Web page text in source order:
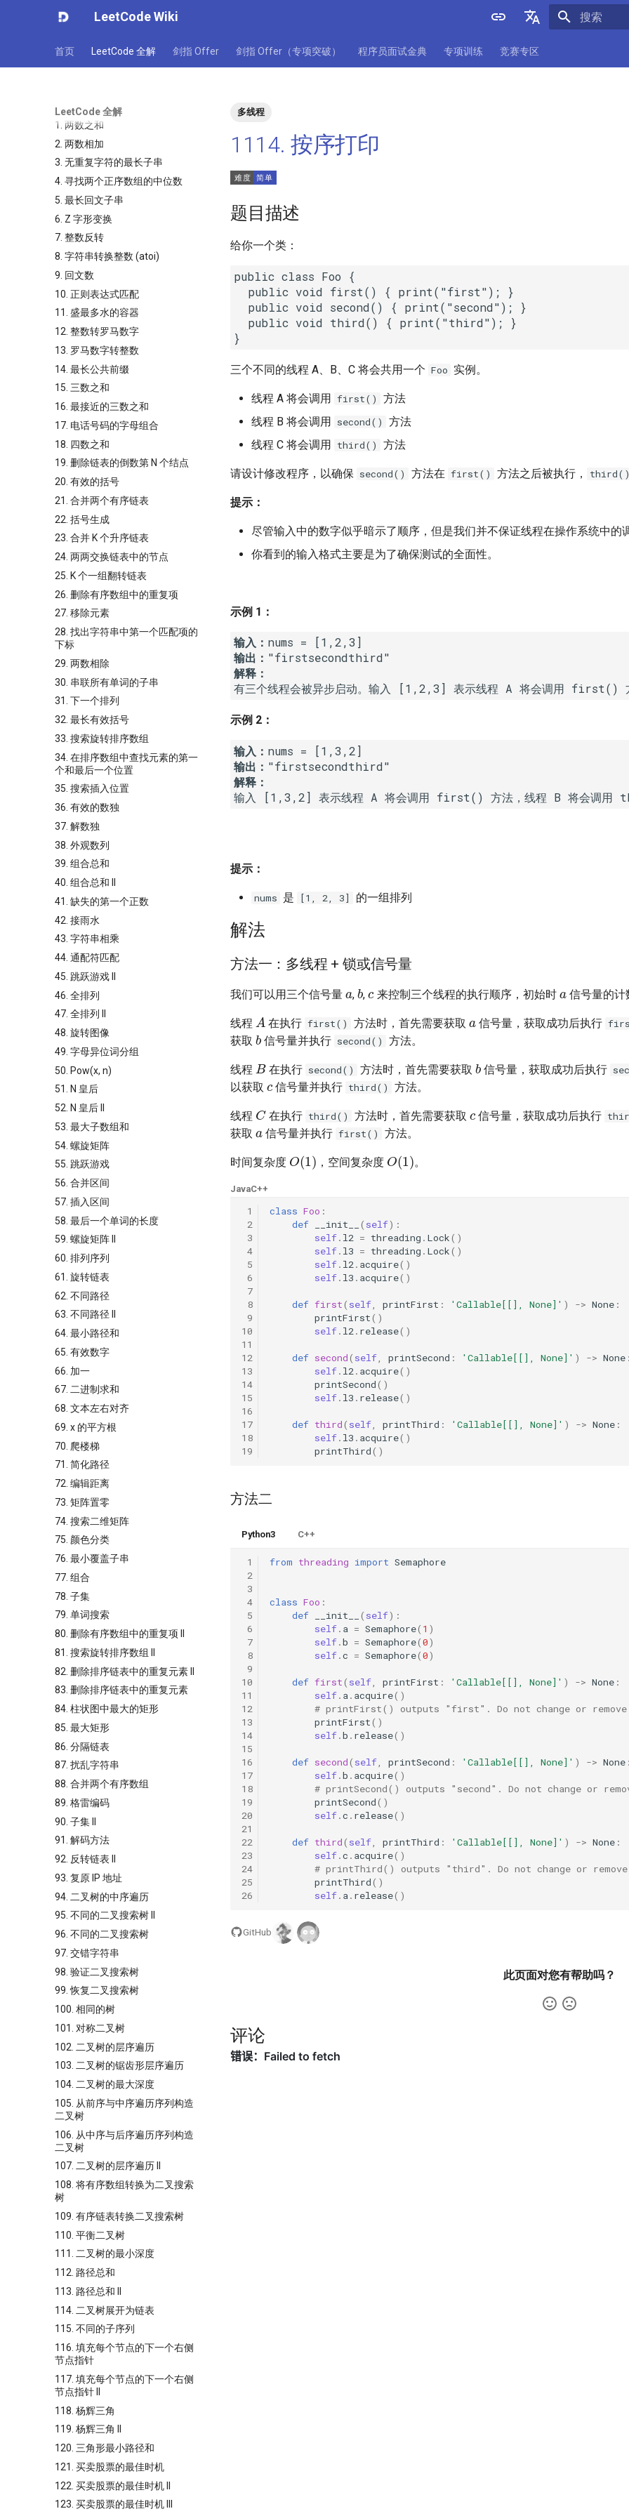
LeetCode Wiki
English
首页 LeetCode 全解 剑指 Offer 剑指 Offer（专项突破） 程序员面试金典 专项训练 竞赛专区
LeetCode 全解
1. 两数之和
2. 两数相加
3. 无重复字符的最长子串
4. 寻找两个正序数组的中位数
5. 最长回文子串
6. Z 字形变换
7. 整数反转
8. 字符串转换整数 (atoi)
9. 回文数
10. 正则表达式匹配
11. 盛最多水的容器
12. 整数转罗马数字
13. 罗马数字转整数
14. 最长公共前缀
15. 三数之和
16. 最接近的三数之和
17. 电话号码的字母组合
18. 四数之和
19. 删除链表的倒数第 N 个结点
20. 有效的括号
21. 合并两个有序链表
22. 括号生成
23. 合并 K 个升序链表
24. 两两交换链表中的节点
25. K 个一组翻转链表
26. 删除有序数组中的重复项
27. 移除元素
28. 找出字符串中第一个匹配项的
下标
29. 两数相除
30. 串联所有单词的子串
31. 下一个排列
32. 最长有效括号
33. 搜索旋转排序数组
34. 在排序数组中查找元素的第一
个和最后一个位置
35. 搜索插入位置
36. 有效的数独
37. 解数独
38. 外观数列
39. 组合总和
40. 组合总和 II
41. 缺失的第一个正数
42. 接雨水
43. 字符串相乘
44. 通配符匹配
45. 跳跃游戏 II
46. 全排列
47. 全排列 II
48. 旋转图像
49. 字母异位词分组
50. Pow(x, n)
51. N 皇后
52. N 皇后 II
53. 最大子数组和
54. 螺旋矩阵
55. 跳跃游戏
56. 合并区间
57. 插入区间
58. 最后一个单词的长度
59. 螺旋矩阵 II
60. 排列序列
61. 旋转链表
62. 不同路径
63. 不同路径 II
64. 最小路径和
65. 有效数字
66. 加一
67. 二进制求和
68. 文本左右对齐
69. x 的平方根
70. 爬楼梯
71. 简化路径
72. 编辑距离
73. 矩阵置零
74. 搜索二维矩阵
75. 颜色分类
76. 最小覆盖子串
77. 组合
78. 子集
79. 单词搜索
80. 删除有序数组中的重复项 II
81. 搜索旋转排序数组 II
82. 删除排序链表中的重复元素 II
83. 删除排序链表中的重复元素
84. 柱状图中最大的矩形
85. 最大矩形
86. 分隔链表
87. 扰乱字符串
88. 合并两个有序数组
89. 格雷编码
90. 子集 II
91. 解码方法
92. 反转链表 II
93. 复原 IP 地址
94. 二叉树的中序遍历
95. 不同的二叉搜索树 II
96. 不同的二叉搜索树
97. 交错字符串
98. 验证二叉搜索树
99. 恢复二叉搜索树
100. 相同的树
101. 对称二叉树
102. 二叉树的层序遍历
103. 二叉树的锯齿形层序遍历
104. 二叉树的最大深度
105. 从前序与中序遍历序列构造
二叉树
106. 从中序与后序遍历序列构造
二叉树
107. 二叉树的层序遍历 II
108. 将有序数组转换为二叉搜索
树
109. 有序链表转换二叉搜索树
110. 平衡二叉树
111. 二叉树的最小深度
112. 路径总和
113. 路径总和 II
114. 二叉树展开为链表
115. 不同的子序列
116. 填充每个节点的下一个右侧
节点指针
117. 填充每个节点的下一个右侧
节点指针 II
118. 杨辉三角
119. 杨辉三角 II
120. 三角形最小路径和
121. 买卖股票的最佳时机
122. 买卖股票的最佳时机 II
123. 买卖股票的最佳时机 III
多线程
1114. 按序打印
题目描述
给你一个类：
public class Foo {
public void first() { print("first"); }
public void second() { print("second"); }
public void third() { print("third"); }
}
三个不同的线程 A、B、C 将会共用一个 Foo 实例。
线程 A 将会调用 first()
方法
线程 B 将会调用 second()
方法
线程 C 将会调用 third() 方法
请设计修改程序，以确保 second() 方法在 first() 方法之后被执行，
提示：
尽管输入中的数字似乎暗示了顺序，但是我们并不保证线程在操作系统中的
你看到的输入格式主要是为了确保测试的全面性。
示例 1：
输入：
输出：
解释：
示例 2：
输入：
输出：
解释：
输入 [1,3,2] 表示线程 A 将会调用 first() 方法，线程 B 将会调用
提示：
nums 是 [1, 2, 3] 的一组排列
解法
方法一：多线程 + 锁或信号量
我们可以用三个信号量 , , 来控制三个线程的执行顺序，初始时 信号量的
线程
A
在执行 first() 方法时，首先需要获取 信号量，获取成功后执行
获取
b
信号量并执行 second() 方法。
线程 在执行 second() 方法时，首先需要获取 信号量，获取成功后执行
以获取
c
信号量并执行 third() 方法。
线程 在执行 third() 方法时，首先需要获取 信号量，获取成功后执行
获取
a
信号量并执行 first() 方法。
时间复杂度
O (1)
，空间复杂度
O (1)
。
JavaC++
1
2
3
4
5
6
7
8
9
10
11
12
13
14
15
16
17
18
19
class Foo :
def
__init__ ( self):
self. l2 = threading . Lock()
self. l3 = threading . Lock()
self. l2. acquire()
self. l3 . acquire()
def first( self, printFirst : 'Callable[[], None]' ) -> None :
printFirst()
self. l2. release()
def second( self, printSecond : 'Callable[[], None]' ) -> None
self. l2. acquire()
printSecond()
self. l3 . release()
def third( self, printThird : 'Callable[[], None]' ) -> None :
self. l3 . acquire()
printThird()
方法二
Python3 C++
1
2
3
4
5
6
7
8
9
10
11
12
13
14
15
16
17
18
19
20
21
22
23
24
25
26
from threading import Semaphore
class Foo :
def
__init__ ( self):
self. a = Semaphore( 1 )
self.b = Semaphore(0)
self.c = Semaphore(0)
def first( self, printFirst : 'Callable[[], None]' ) -> None :
self. a. acquire()
# printFirst() outputs "first". Do not change or
printFirst()
self.b . release()
def second( self, printSecond : 'Callable[[], None]' ) -> None
self.b . acquire()
# printSecond() outputs "second". Do not change or
printSecond()
self.c . release()
def third( self, printThird : 'Callable[[], None]' ) -> None :
self.c . acquire()
# printThird() outputs "third". Do not change or
printThird()
self. a. release()
GitHub
此页面对您有帮助吗？
评论